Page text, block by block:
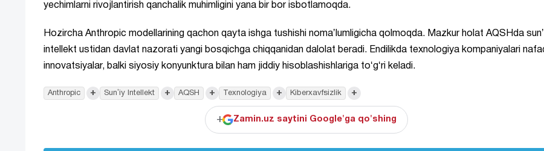
yechimlarni rivojlantirish qanchalik muhimligini yana bir bor isbotlamoqda.
Hozircha Anthropic modellarining qachon qayta ishga tushishi nomaʼlumligicha qolmoqda. Mazkur holat AQSHda
intellekt ustidan davlat nazorati yangi bosqichga chiqqanidan dalolat beradi. Endilikda texnologiya kompaniyalari
innovatsiyalar, balki siyosiy konyunktura bilan ham jiddiy hisoblashishlariga toʻgʻri keladi.
Anthropic + Sunʼiy Intellekt + AQSH + Texnologiya + Kiberxavfsizlik +
+ Zamin.uz saytini Google'ga qo'shing